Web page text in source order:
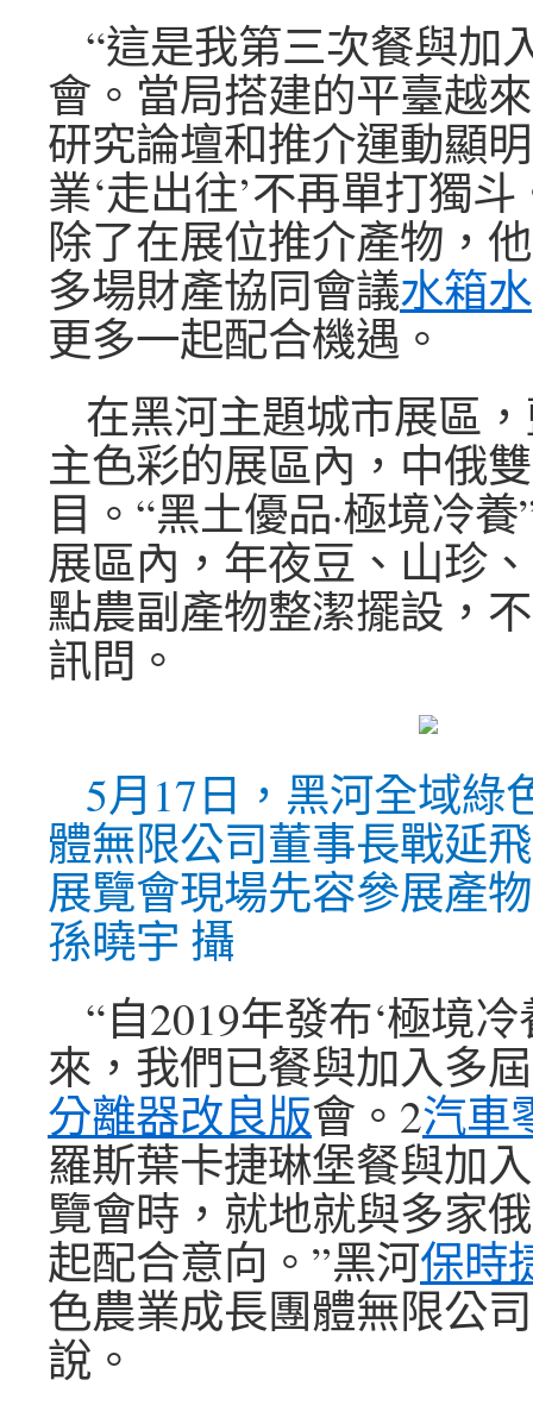
“這是我第三次餐與加
會。當局搭建的平臺越
研究論壇和推介運動顯
業‘走出往’不再單打獨
除了在展位推介產物，
多場財產協同會議水箱水
更多一起配合機遇。
在黑河主題城市展區
主色彩的展區內，中俄
目。“黑土優品·極境冷養
展區內，年夜豆、山珍
點農副產物整潔擺設，
訊問。
5月17日，黑河全域綠
體無限公司董事長戰延
展覽會現場先容參展產
孫曉宇 攝
“自2019年發布‘極境冷
來，我們已餐與加入多
分離器改良版會。2汽車
羅斯葉卡捷琳堡餐與加
覽會時，就地就與多家
起配合意向。”黑河保時
色農業成長團體無限公
說。